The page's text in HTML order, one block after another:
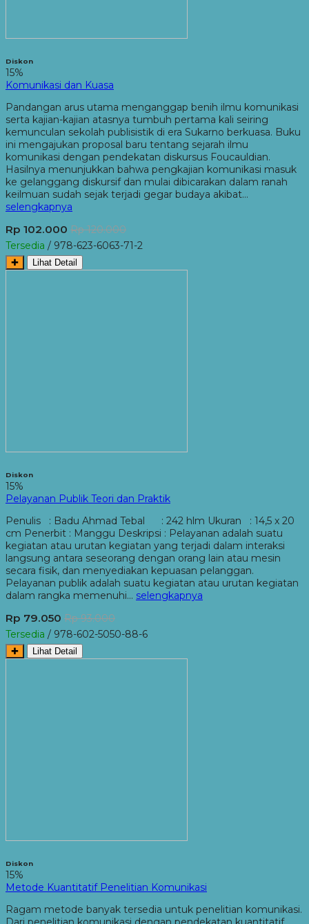
Diskon
15%
Komunikasi dan Kuasa
Pandangan arus utama menganggap benih ilmu komunikasi
serta kajian-kajian atasnya tumbuh pertama kali seiring
kemunculan sekolah publisistik di era Sukarno berkuasa. Buku
ini mengajukan proposal baru tentang sejarah ilmu
komunikasi dengan pendekatan diskursus Foucauldian.
Hasilnya menunjukkan bahwa pengkajian komunikasi masuk
ke gelanggang diskursif dan mulai dibicarakan dalam ranah
keilmuan sudah sejak terjadi gegar budaya akibat…
selengkapnya
Rp 102.000 Rp 120.000
Tersedia / 978-623-6063-71-2
✚ Lihat Detail
Diskon
15%
Pelayanan Publik Teori dan Praktik
Penulis : Badu Ahmad Tebal : 242 hlm Ukuran : 14,5 x 20
cm Penerbit : Manggu Deskripsi : Pelayanan adalah suatu
kegiatan atau urutan kegiatan yang terjadi dalam interaksi
langsung antara seseorang dengan orang lain atau mesin
secara fisik, dan menyediakan kepuasan pelanggan.
Pelayanan publik adalah suatu kegiatan atau urutan kegiatan
dalam rangka memenuhi… selengkapnya
Rp 79.050 Rp 93.000
Tersedia / 978-602-5050-88-6
✚ Lihat Detail
Diskon
15%
Metode Kuantitatif Penelitian Komunikasi
Ragam metode banyak tersedia untuk penelitian komunikasi.